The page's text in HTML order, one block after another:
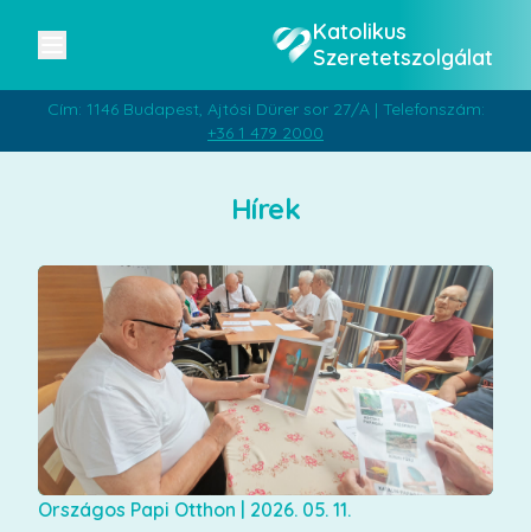
Katolikus
Szeretetszolgálat
Cím: 1146 Budapest, Ajtósi Dürer sor 27/A | Telefonszám:
+36 1 479 2000
Hírek
Országos Papi Otthon | 2026. 05. 11.